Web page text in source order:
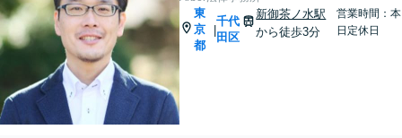
東
京
都
|
千代
田区
新御茶ノ水駅
から徒歩3分
営業時間：本
日定休日